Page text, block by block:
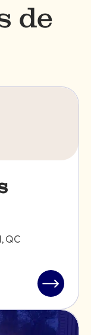
de
QC
Lire
l'article
"Les